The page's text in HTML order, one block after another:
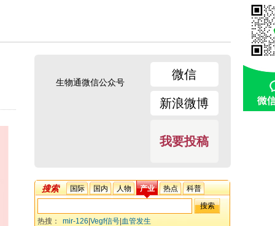
生物通微信公众号
微信
新浪微博
我要投稿
搜索 国际 国内 人物 产业 热点 科普
热搜： mir-126 Vegf信号 血管发生